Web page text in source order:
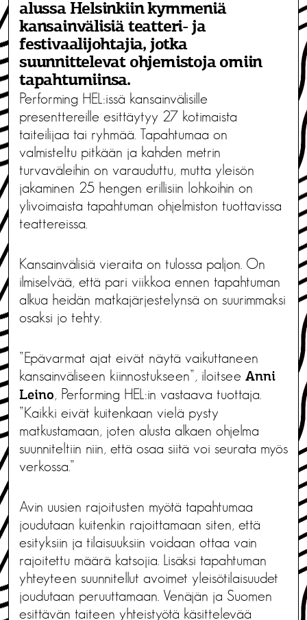
alussa Helsinkiin kymmeniä
kansainvälisiä teatteri- ja
festivaalijohtajia, jotka
suunnittelevat ohjemistoja omiin
tapahtumiinsa.
Performing HEL:issä kansainvälisille
presenttereille esittäytyy 27 kotimaista
taiteilijaa tai ryhmää. Tapahtumaa on
valmisteltu pitkään ja kahden metrin
turvaväleihin on varauduttu, mutta yleisön
jakaminen 25 hengen erillisiin lohkoihin on
ylivoimaista tapahtuman ohjelmiston tuottavissa
teattereissa.
Kansainvälisiä vieraita on tulossa paljon. On
ilmiselvää, että pari viikkoa ennen tapahtuman
alkua heidän matkajärjestelynsä on suurimmaksi
osaksi jo tehty.
”Epävarmat ajat eivät näytä vaikuttaneen
kansainväliseen kiinnostukseen”, iloitsee Anni
Leino, Performing HEL:in vastaava tuottaja.
”Kaikki eivät kuitenkaan vielä pysty
matkustamaan, joten alusta alkaen ohjelma
suunniteltiin niin, että osaa siitä voi seurata myös
verkossa.”
Avin uusien rajoitusten myötä tapahtumaa
joudutaan kuitenkin rajoittamaan siten, että
esityksiin ja tilaisuuksiin voidaan ottaa vain
rajoitettu määrä katsojia. Lisäksi tapahtuman
yhteyteen suunnitellut avoimet yleisötilaisuudet
joudutaan peruuttamaan. Venäjän ja Suomen
esittävän taiteen yhteistyötä käsittelevää